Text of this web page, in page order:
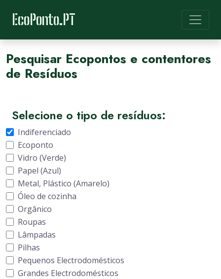
EcoPonto.PT
Pesquisar Ecopontos e contentores
de Resíduos
Selecione o tipo de resíduos:
Indiferenciado
Ecoponto
Vidro (Verde)
Papel (Azul)
Metal, Plástico (Amarelo)
Óleo de cozinha
Orgânico
Roupas
Lâmpadas
Pilhas
Pequenos Electrodomésticos
Grandes Electrodomésticos